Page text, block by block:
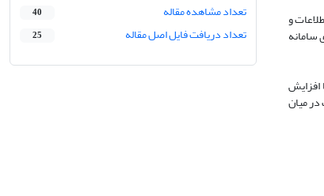
و
سامانه
افزایش
میان
تعداد مشاهده مقاله 40
تعداد دریافت فایل اصل مقاله 25